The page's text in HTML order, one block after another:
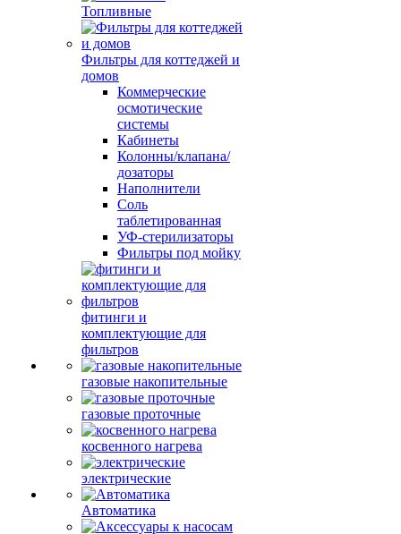
Топливные
Фильтры для коттеджей и
домов
Коммерческие
осмотические
системы
Кабинеты
Колонны/клапана/
дозаторы
Наполнители
Соль
таблетированная
УФ-стерилизаторы
Фильтры под мойку
фитинги и
комплектующие для
фильтров
газовые накопительные
газовые проточные
косвенного нагрева
электрические
Автоматика